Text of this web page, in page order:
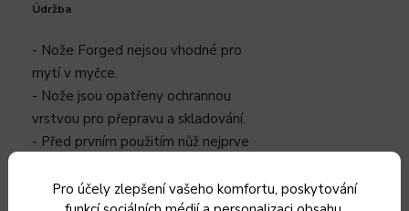
Pro účely zlepšení vašeho komfortu, poskytování
Údržba
- Nože Forged nejsou vhodné pro
mytí v myčce.
- Nože jsou opatřeny ochrannou
vrstvou pro přepravu a skladování.
- Před prvním použitím nůž nejprve
Brutte a Intense může ochranná